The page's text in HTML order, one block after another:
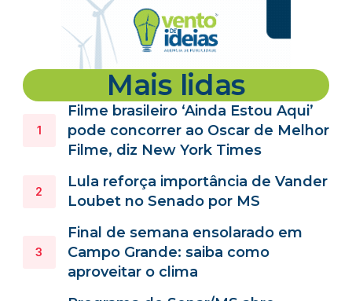
Mais lidas
Filme brasileiro ‘Ainda Estou Aqui’
pode concorrer ao Oscar de Melhor
Filme, diz New York Times
Lula reforça importância de Vander
Loubet no Senado por MS
Final de semana ensolarado em
Campo Grande: saiba como
aproveitar o clima